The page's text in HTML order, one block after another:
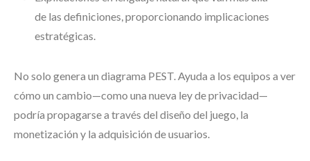
de las definiciones, proporcionando implicaciones
estratégicas.
No solo genera un diagrama PEST. Ayuda a los equipos a ver
cómo un cambio—como una nueva ley de privacidad—
podría propagarse a través del diseño del juego, la
monetización y la adquisición de usuarios.